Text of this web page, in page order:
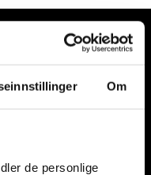
Om
de personlige